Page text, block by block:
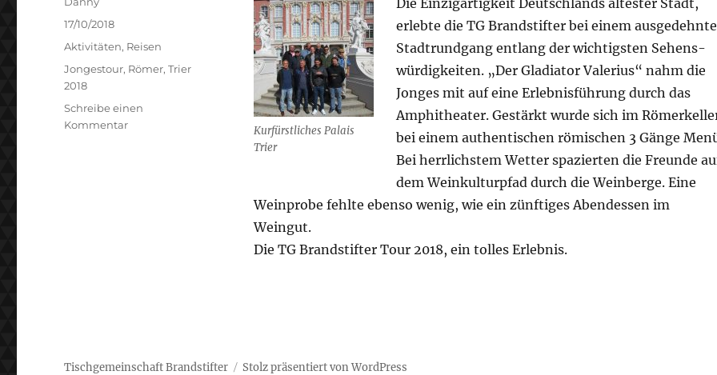
Kurfürstliches Palais
Trier
Die Einzigartigkeit Deutschlands ältester Stadt,
erlebte die TG Brandstifter bei einem
Stadtrundgang entlang der wichtigsten Sehens-
würdigkeiten. „Der Gladiator Valerius“ nahm die
Jonges mit auf eine Erlebnisführung durch das
Amphitheater. Gestärkt wurde sich im
bei einem authentischen römischen 3 Gänge
Bei herrlichstem Wetter spazierten die Freunde
dem Weinkulturpfad durch die Weinberge. Eine
Weinprobe fehlte ebenso wenig, wie ein zünftiges Abendessen im
Weingut.
Die TG Brandstifter Tour 2018, ein tolles Erlebnis.
Veröffentlicht
am
17/10/2018
Kategorien
Aktivitäten, Reisen
Schlagwörter
Jongestour, Römer,Trier
2018
Schreibe einen
Kommentarzu
Tischgemeinschaft Brandstifter Stolz präsentiert von WordPress